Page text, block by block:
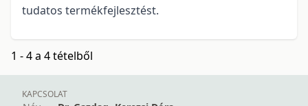
tudatos termékfejlesztést.
1 - 4 a 4 tételből
KAPCSOLAT